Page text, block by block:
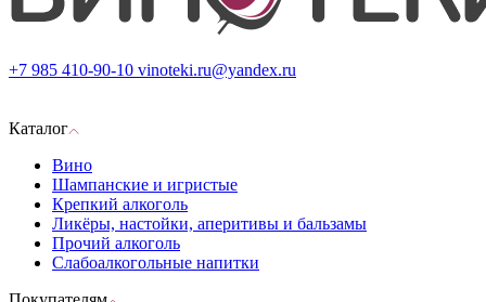
+7 985 410-90-10 vinoteki.ru@yandex.ru
Каталог
Вино
Шампанские и игристые
Крепкий алкоголь
Ликёры, настойки, аперитивы и бальзамы
Прочий алкоголь
Слабоалкогольные напитки